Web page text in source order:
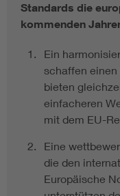
Standards die
kommenden
Ein
schaffen einen
bieten
einfacheren
mit dem EU-
Eine
die den
Europäische